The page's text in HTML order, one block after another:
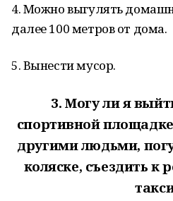
4. Можно выгулять
далее 100 метров от дома.
5. Вынести мусор.
3.Могу ли я
спортивной
другими людьми,
коляске, съездить к